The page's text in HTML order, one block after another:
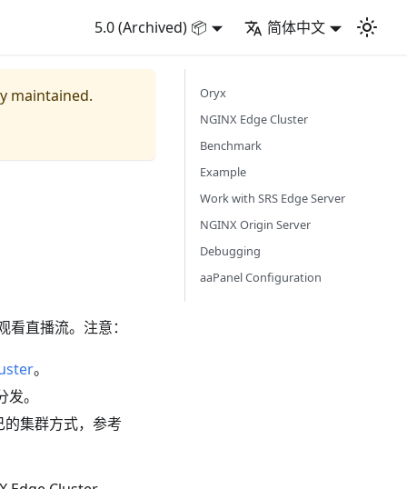
5.0 (Archived) 📦 简体中文
maintained.
直播流。注意：
。
。
的集群方式，参考
Oryx
NGINX Edge Cluster
Benchmark
Example
Work with SRS Edge Server
NGINX Origin Server
Debugging
aaPanel Configuration